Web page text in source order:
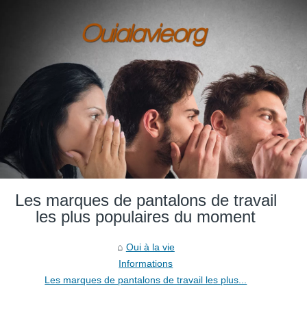
Les marques de pantalons de travail
les plus populaires du moment
Oui à la vie
Informations
Les marques de pantalons de travail les plus...